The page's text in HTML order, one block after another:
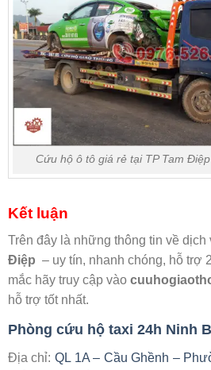
Cứu hộ ô tô giá rẻ tại TP Tam
Kết luận
Trên đây là những thông tin về dịch
Điệp – uy tín, nhanh chóng, hỗ trợ
mắc hãy truy cập vào
hỗ trợ tốt nhất.
Phòng cứu hộ taxi 24h Ninh
Địa chỉ: QL 1A – Cầu Ghềnh –